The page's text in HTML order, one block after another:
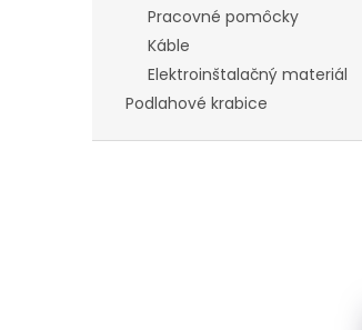
Pracovné pomôcky
Káble
Elektroinštalačný materiál
Podlahové krabice